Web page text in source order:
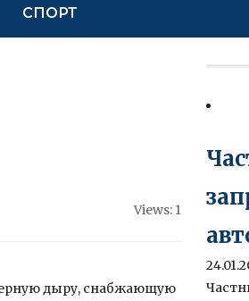
СПОРТ
Views: 1
дыру, снабжающую